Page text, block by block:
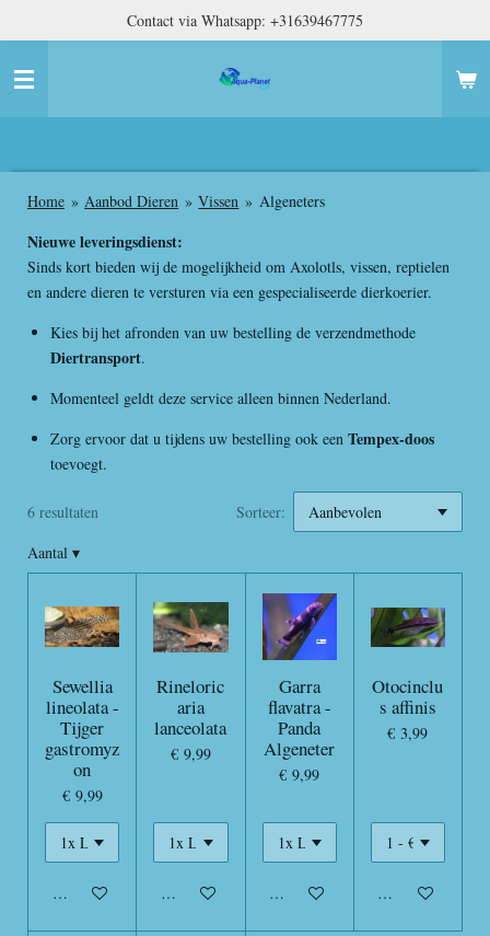
naar
hoofdinhoud
Contact via Whatsapp: +31639467775
Home » Aanbod Dieren » Vissen » Algeneters
Nieuwe leveringsdienst:
Sinds kort bieden wij de mogelijkheid om Axolotls, vissen, reptielen
en andere dieren te versturen via een gespecialiseerde dierkoerier.
Kies bij het afronden van uw bestelling de verzendmethode
Diertransport.
Momenteel geldt deze service alleen binnen Nederland.
Zorg ervoor dat u tijdens uw bestelling ook een Tempex-doos
toevoegt.
6 resultaten
Sorteer:
Aantal ▾
Sewellia
lineolata -
Tijger
gastromyz
on
€ 9,99
In winkelwagen
Rineloric
aria
lanceolata
€ 9,99
In winkelwagen
Garra
flavatra -
Panda
Algeneter
€ 9,99
In winkelwagen
Otocinclu
s affinis
€ 3,99
In winkelwagen